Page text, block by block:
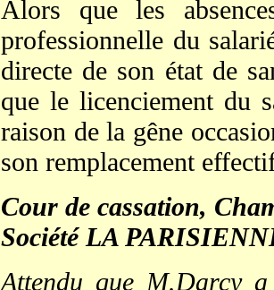
Alors que les
professionnelle du
directe de son état de
que le licenciement du
raison de la gêne
son remplacement
Cour de cassation,
Société LA
Attendu que M.Darcy